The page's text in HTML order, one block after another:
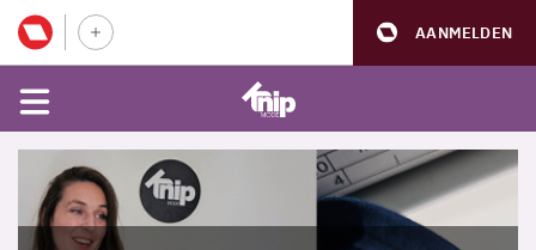
AANMELDEN